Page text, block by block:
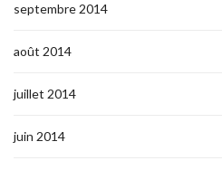
septembre 2014
août 2014
juillet 2014
juin 2014